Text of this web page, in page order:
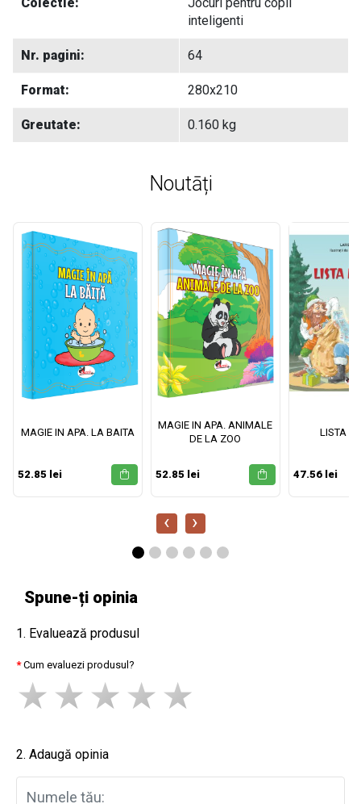
inteligenti
Nr. pagini: 64
Format: 280x210
Greutate: 0.160 kg
Noutāți
MAGIE IN APA. LA BAITA
52.85 lei
MAGIE IN APA. ANIMALE
DE LA ZOO
52.85 lei
LISTA
47.56 lei
‹ ›
Spune-ți opinia
1. Evaluează produsul
Cum evaluezi produsul?
2. Adaugă opinia